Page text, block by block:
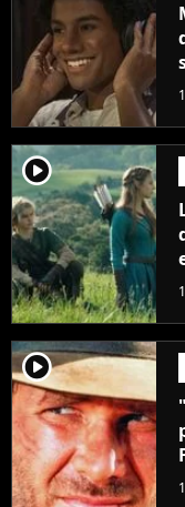
player2
player2